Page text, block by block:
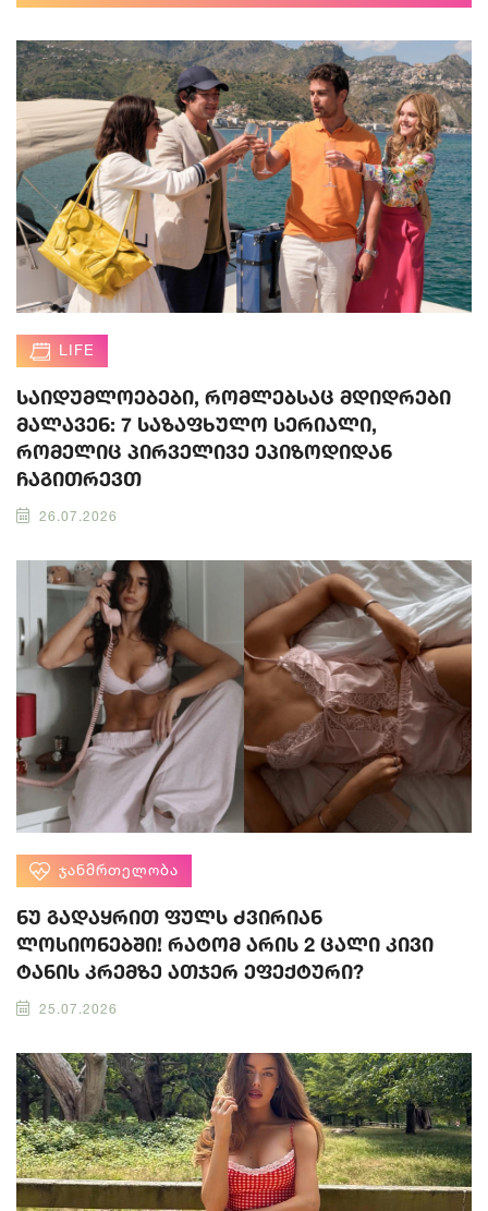
LIFE
საიდუმლოებები, რომლებსაც მდიდრები
მალავენ: 7 საზაფხულო სერიალი,
რომელიც პირველივე ეპიზოდიდან
ჩაგითრევთ
26.07.2026
ᲯᲐᲜᲛᲠᲗᲔᲚᲝᲑᲐ
ნუ გადაყრით ფულს ძვირიან
ლოსიონებში! რატომ არის 2 ცალი კივი
ტანის კრემზე ათჯერ ეფექტური?
25.07.2026